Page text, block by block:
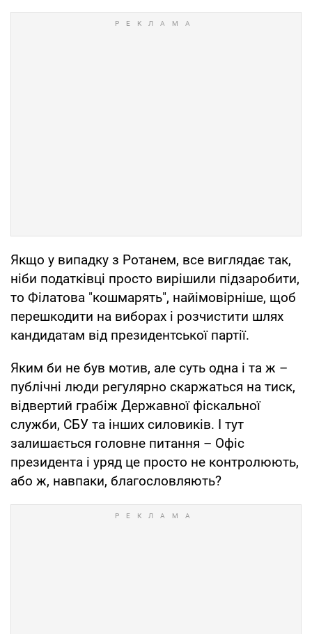
Якщо у випадку з Ротанем, все виглядає так,
ніби податківці просто вирішили підзаробити,
то Філатова "кошмарять", найімовірніше, щоб
перешкодити на виборах і розчистити шлях
кандидатам від президентської партії.
Яким би не був мотив, але суть одна і та ж –
публічні люди регулярно скаржаться на тиск,
відвертий грабіж Державної фіскальної
служби, СБУ та інших силовиків. І тут
залишається головне питання – Офіс
президента і уряд це просто не контролюють,
або ж, навпаки, благословляють?